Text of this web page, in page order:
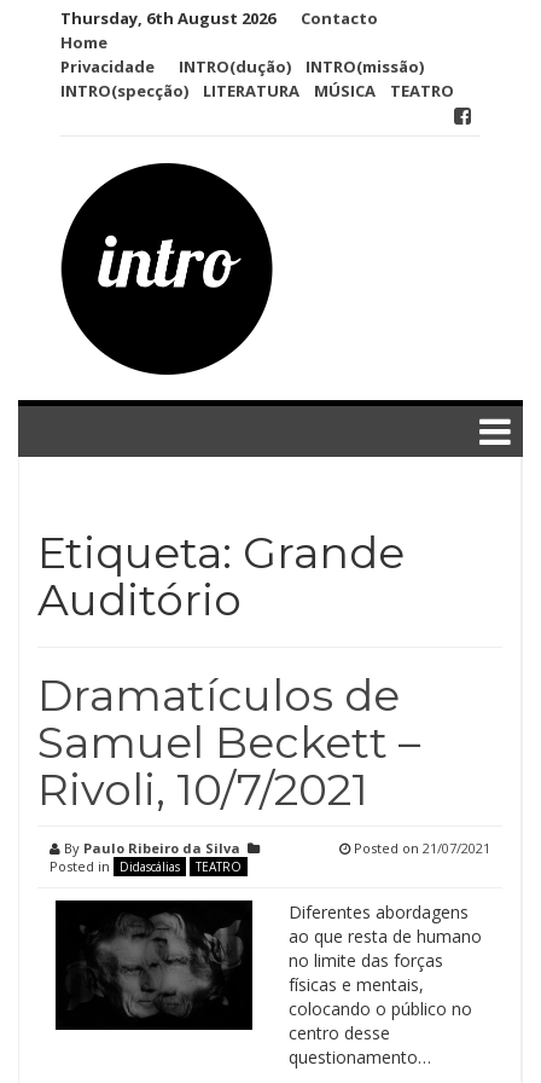
Thursday, 6th August 2026
Contacto
Home
Privacidade
INTRO(dução)
INTRO(missão)
INTRO(specção)
LITERATURA MÚSICA TEATRO
Etiqueta: Grande
Auditório
Dramatículos de
Samuel Beckett –
Rivoli, 10/7/2021
By Paulo Ribeiro da Silva
Posted in
Didascálias TEATRO
Posted on 21/07/2021
Diferentes abordagens
ao que resta de humano
no limite das forças
físicas e mentais,
colocando o público no
centro desse
questionamento…